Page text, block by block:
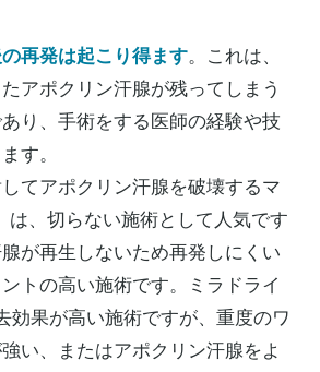
再発は起こり得ます。これは、
アポクリン汗腺が残ってしまう
り、手術をする医師の経験や技
す。
てアポクリン汗腺を破壊するマ
は、切らない施術として人気です
が再生しないため再発しにくい
トの高い施術です。ミラドライ
効果が高い施術ですが、重度のワ
い、またはアポクリン汗腺をよ